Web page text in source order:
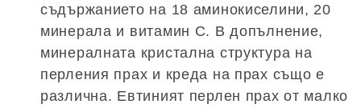
съдържанието на 18 аминокиселини, 20
минерала и витамин С. В допълнение,
минералната кристална структура на
перления прах и креда на прах също е
различна. Евтиният перлен прах от малко